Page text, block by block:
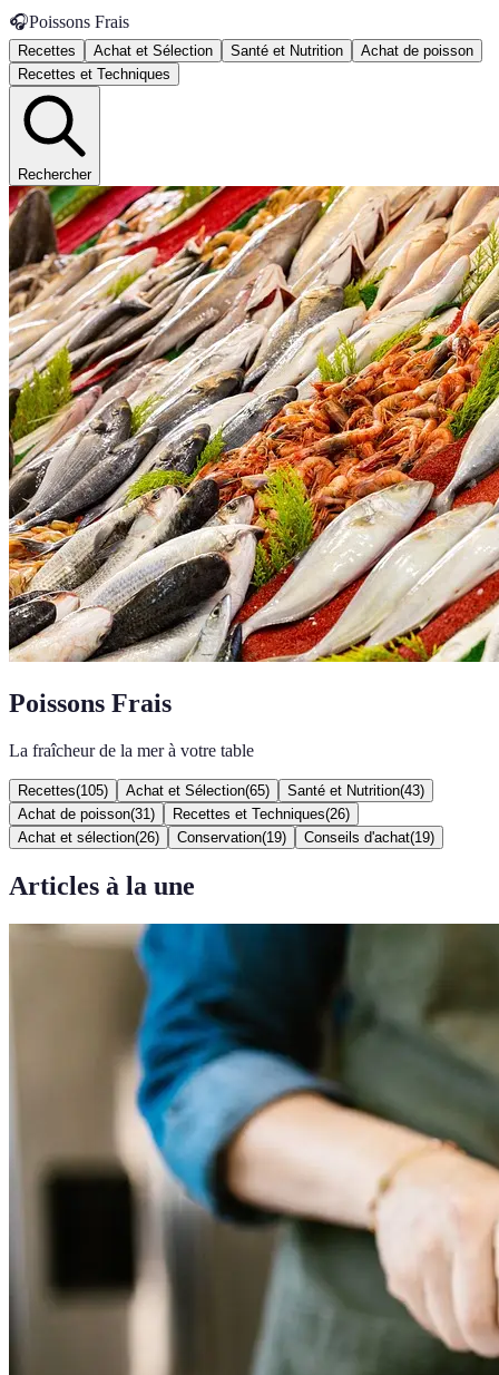
🎧Poissons Frais
Recettes Achat et Sélection Santé et Nutrition
Achat de poisson
Recettes et Techniques
Rechercher
Poissons Frais
La fraîcheur de la mer à votre table
Recettes(105) Achat et Sélection(65) Santé et Nutrition(43)
Achat de poisson(31 ) Recettes et Techniques(26)
Achat et sélection(26) Conservation(19) Conseils d'achat(19)
Articles à la une